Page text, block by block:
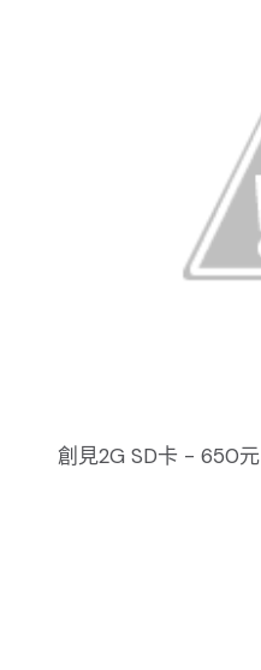
創見2G SD卡 - 650元